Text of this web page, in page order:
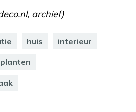
archief)
huis interieur
planten